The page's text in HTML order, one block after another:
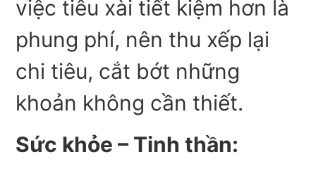
việc tiêu xài tiết kiệm hơn là
phung phí, nên thu xếp lại
chi tiêu, cắt bớt những
khoản không cần thiết.
Sức khỏe – Tinh thần: